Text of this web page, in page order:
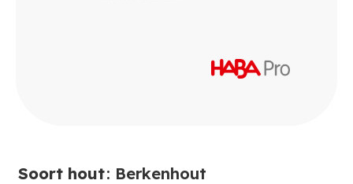
Soort hout: Berkenhout